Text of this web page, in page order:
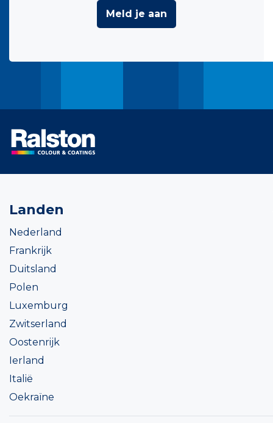
Meld je aan
Landen
Nederland
Frankrijk
Duitsland
Polen
Luxemburg
Zwitserland
Oostenrijk
Ierland
Italië
Oekraïne